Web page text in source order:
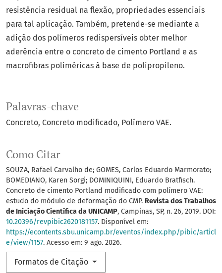
Palavras-chave
Concreto Concreto modificado Polímero VAE.
Como Citar
SOUZA, Rafael Carvalho de; GOMES, Carlos Eduardo Marmorato;
BOMEDIANO, Karen Sorgi; DOMINIQUINI, Eduardo Bratfisch.
Concreto de cimento Portland modificado com polímero VAE:
estudo do módulo de deformação do CMP. Revista dos Trabalhos
de Iniciação Científica da UNICAMP, Campinas, SP, n. 26, 2019. DOI:
10.20396/revpibic2620181157. Disponível em:
https://econtents.sbu.unicamp.br/eventos/index.php/pibic/articl
e/view/1157. Acesso em: 9 ago. 2026.
Formatos de Citação
resistência residual na flexão, propriedades essenciais
para tal aplicação. Também, pretende-se mediante a
adição dos polímeros redispersíveis obter melhor
aderência entre o concreto de cimento Portland e as
macrofibras poliméricas à base de polipropileno.